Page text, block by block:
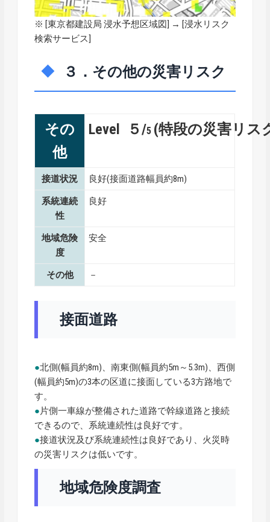
※ [東京都建設局 浸水予想区域図] → [浸水リスク
検索サービス]
３．その他の災害リスク
その
他
Level ５/5 (特段の災害リス
接道状況 良好(接面道路幅員約8m)
系統連続
性
良好
地域危険
度
安全
その他 －
接面道路
●北側(幅員約8m)、南東側(幅員約5m～5.3m)、西側
(幅員約5m)の3本の区道に接面している3方路地で
す。
●片側一車線が整備された道路で幹線道路と接続
できるので、系統連続性は良好です。
●接道状況及び系統連続性は良好であり、火災時
の災害リスクは低いです。
地域危険度調査